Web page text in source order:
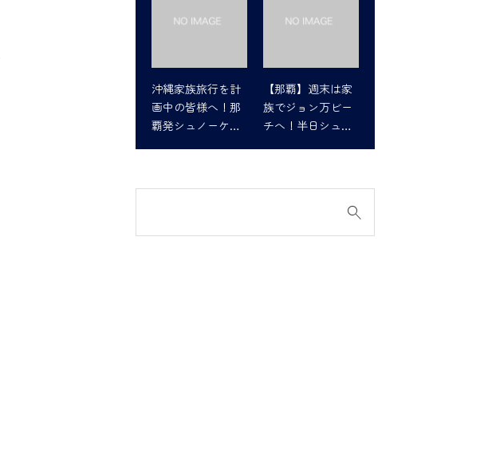
沖縄家族旅行を計
画中の皆様へ！那
覇発シュノーケリ
【那覇】週末は家
族でジョン万ビー
チへ！半日シュノ